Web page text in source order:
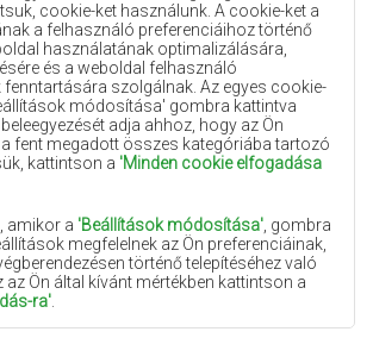
cookie-ket használunk. A cookie-ket a
a felhasználó preferenciáihoz történő
használatának optimalizálására,
és a weboldal felhasználó
fenntartására szolgálnak. Az egyes cookie-
módosítása' gombra kattintva
adja ahhoz, hogy az Ön
a fent megadott összes kategóriába tartozó
kattintson a 'Minden cookie elfogadása
amikor a 'Beállítások módosítása' , gombra
megfelelnek az Ön preferenciáinak,
történő telepítéséhez való
Ön által kívánt mértékben kattintson a
ra'
Sárga szőnyegek
Mentaszínű szőnyegek
Világoskék szőnyegek
Narancssárga szőnyegek
Rózsaszín szőnyegek
Terrakotta szőnyegek
Zöld szőnyegek
Arany szőnyegek